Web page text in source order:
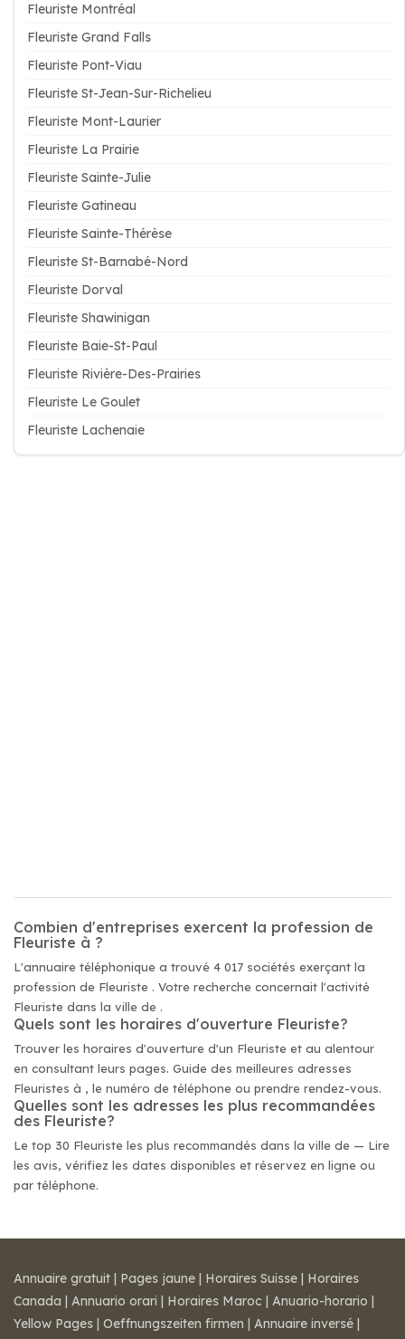
Fleuriste Montréal
Fleuriste Grand Falls
Fleuriste Pont-Viau
Fleuriste St-Jean-Sur-Richelieu
Fleuriste Mont-Laurier
Fleuriste La Prairie
Fleuriste Sainte-Julie
Fleuriste Gatineau
Fleuriste Sainte-Thérèse
Fleuriste St-Barnabé-Nord
Fleuriste Dorval
Fleuriste Shawinigan
Fleuriste Baie-St-Paul
Fleuriste Rivière-Des-Prairies
Fleuriste Le Goulet
Fleuriste Lachenaie
Combien d'entreprises exercent la profession de
Fleuriste à ?
L'annuaire téléphonique a trouvé 4 017 sociétés exerçant la
profession de Fleuriste . Votre recherche concernait l'activité
Fleuriste dans la ville de .
Quels sont les horaires d'ouverture Fleuriste?
Trouver les horaires d'ouverture d'un Fleuriste et au alentour
en consultant leurs pages. Guide des meilleures adresses
Fleuristes à , le numéro de téléphone ou prendre rendez-vous.
Quelles sont les adresses les plus recommandées
des Fleuriste?
Le top 30 Fleuriste les plus recommandés dans la ville de — Lire
les avis, vérifiez les dates disponibles et réservez en ligne ou
par téléphone.
Annuaire gratuit | Pages jaune | Horaires Suisse | Horaires
Canada | Annuario orari | Horaires Maroc | Anuario-horario |
Yellow Pages | Oeffnungszeiten firmen | Annuaire inversé |